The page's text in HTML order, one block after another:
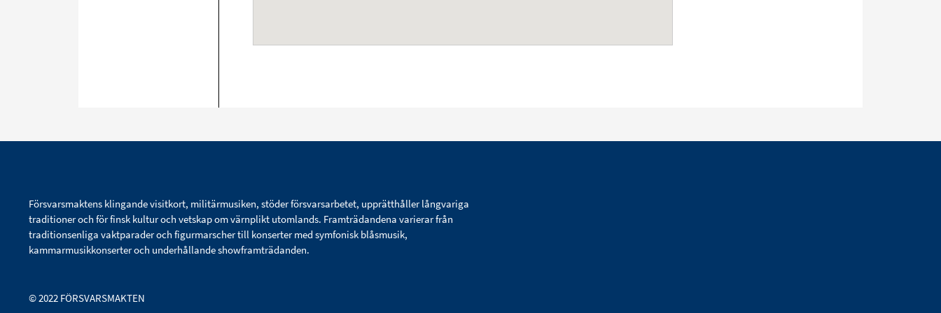
Försvarsmaktens klingande visitkort, militärmusiken, stöder försvarsarbetet, upprätthåller långvariga
traditioner och för finsk kultur och vetskap om värnplikt utomlands. Framträdandena varierar från
traditionsenliga vaktparader och figurmarscher till konserter med symfonisk blåsmusik,
kammarmusikkonserter och underhållande showframträdanden.
© 2022 FÖRSVARSMAKTEN